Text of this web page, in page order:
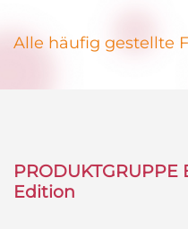
Alle häufig gestellte
PRODUKTGRUPPE
Edition